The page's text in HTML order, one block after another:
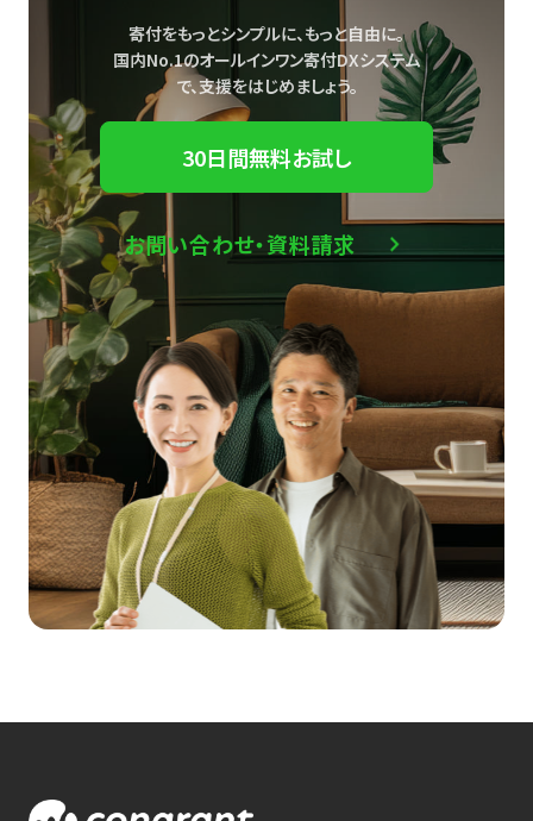
寄付をもっとシンプルに、もっと自由に。
国内No.1のオールインワン寄付DXシステム
で、支援をはじめましょう。
30日間無料お試し
お問い合わせ・資料請求